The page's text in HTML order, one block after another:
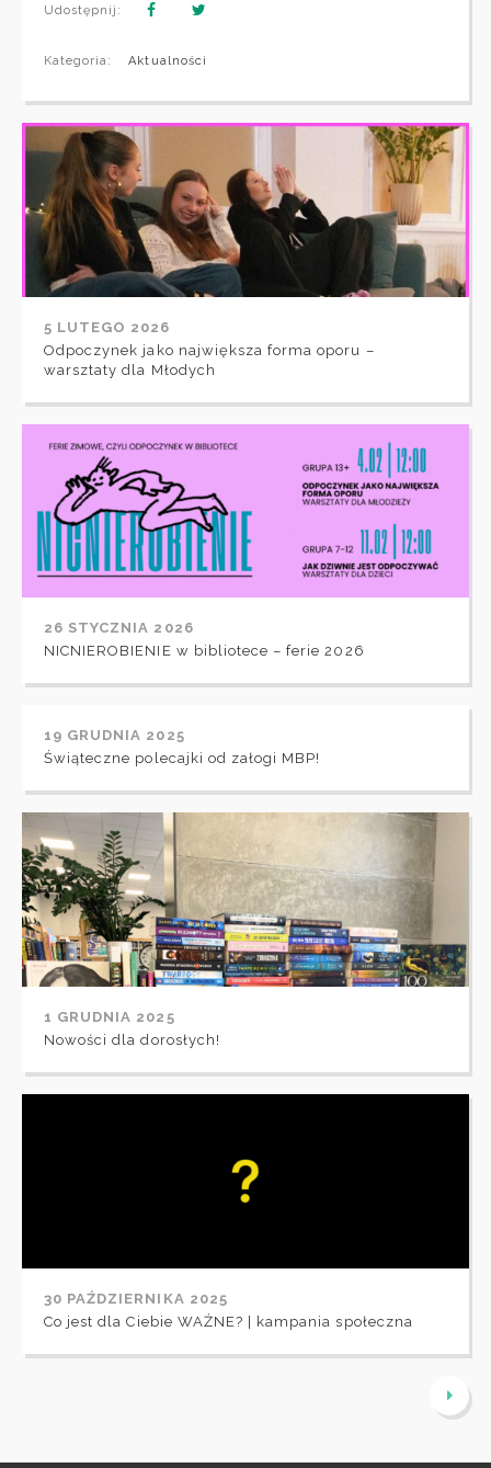
Udostępnij:
Kategoria: Aktualności
5 LUTEGO 2026
Odpoczynek jako największa forma oporu –
warsztaty dla Młodych
26 STYCZNIA 2026
NICNIEROBIENIE w bibliotece – ferie 2026
19 GRUDNIA 2025
Świąteczne polecajki od załogi MBP!
1 GRUDNIA 2025
Nowości dla dorosłych!
30 PAŹDZIERNIKA 2025
Co jest dla Ciebie WAŻNE? | kampania społeczna